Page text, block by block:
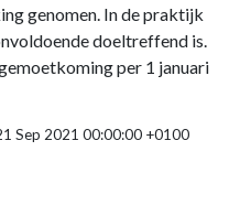
genomen. In de praktijk
doeltreffend is.
per 1 januari
Sep 2021 00:00:00 +0100